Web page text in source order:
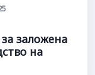
заложена
на